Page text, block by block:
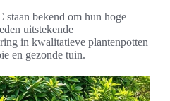
staan bekend om hun hoge
uitstekende
in kwalitatieve plantenpotten
en gezonde tuin.